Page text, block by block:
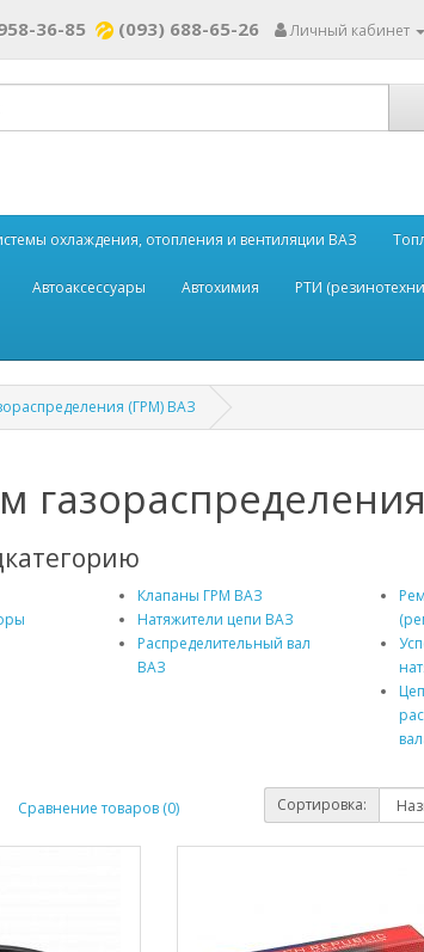
36-85 (093) 688-65-26 Личный кабинет
охлаждения, отопления и вентиляции ВАЗ
Автоаксессуары Автохимия РТИ
(ГРМ) ВАЗ
Клапаны ГРМ ВАЗ
Натяжители цепи ВАЗ
Распределительный вал
ВАЗ
Сравнение товаров (0) Сортировка: